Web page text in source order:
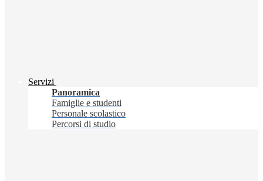
Servizi
Panoramica
Famiglie e studenti
Personale scolastico
Percorsi di studio